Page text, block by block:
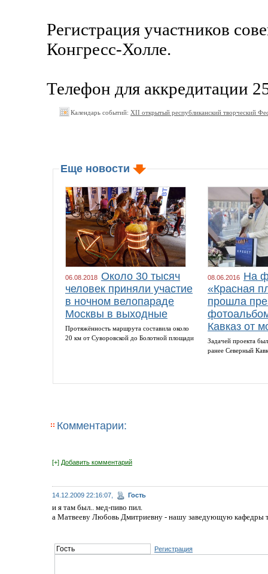
Регистрация участников
Конгресс-Холле.
Телефон для аккредитации
Календарь событий: ХII открытый республиканский
Еще новости
06.08.2018 Около 30 тысяч
человек приняли участие
в ночном велопараде
Москвы в выходные
Протяжённость маршрута составила около
20 км от Суворовской до Болотной площади
08.06.2016 На
«Красная
прошла
Кавказ от
Задачей проекта
ранее Северный
Комментарии:
[+] Добавить комментарий
14.12.2009 22:16:07, Гость
и я там был.. мед-пиво пил.
а Матвееву Любовь Дмитриевну - нашу заведующую кафедры
Регистрация